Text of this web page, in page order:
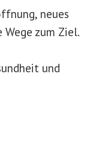
neues
Wege zum Ziel.
und